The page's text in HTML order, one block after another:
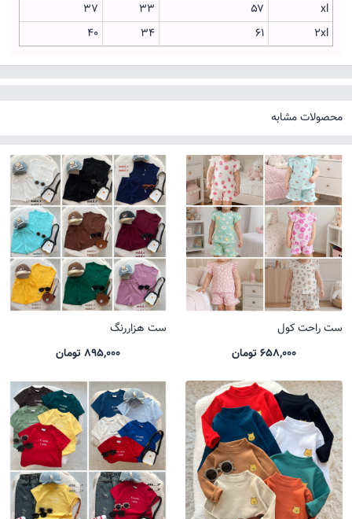
xl
۵۷ ۳۳
۳۷
2xl
۶۱ ۳۴ ۴۰
محصولات مشابه
ست راحت کول
658,000 تومان
ست هزاررنگ
895,000 تومان